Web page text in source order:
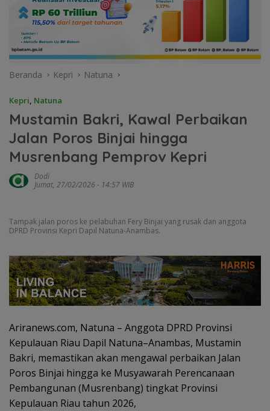
Beranda Kepri Natuna
Kepri, Natuna
Mustamin Bakri, Kawal Perbaikan
Jalan Poros Binjai hingga
Musrenbang Pemprov Kepri
Dodi
Jumat, 27/02/2026 - 14:57 WIB
Tampak jalan poros ke pelabuhan Fery Binjai yang rusak dan anggota
DPRD Provinsi Kepri Dapil Natuna-Anambas.
Ariranews.com, Natuna – Anggota DPRD Provinsi
Kepulauan Riau Dapil Natuna–Anambas, Mustamin
Bakri, memastikan akan mengawal perbaikan Jalan
Poros Binjai hingga ke Musyawarah Perencanaan
Pembangunan (Musrenbang) tingkat Provinsi
Kepulauan Riau tahun 2026,